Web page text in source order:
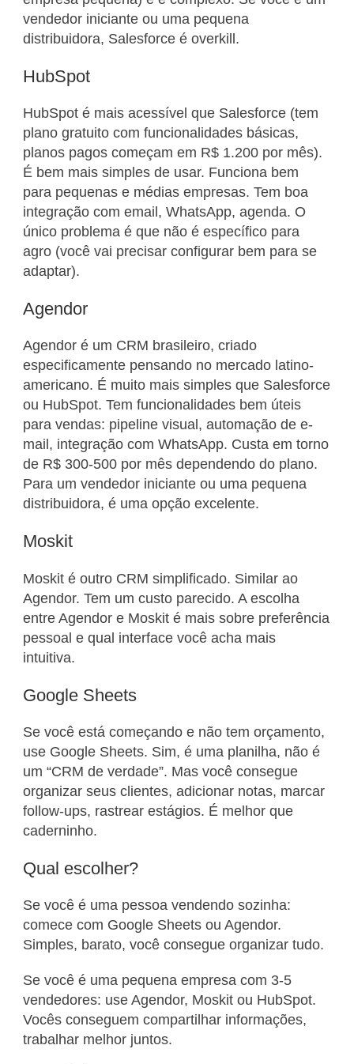
vendedor iniciante ou uma pequena
distribuidora, Salesforce é overkill.
HubSpot
HubSpot é mais acessível que Salesforce (tem
plano gratuito com funcionalidades básicas,
planos pagos começam em R$ 1.200 por mês).
É bem mais simples de usar. Funciona bem
para pequenas e médias empresas. Tem boa
integração com email, WhatsApp, agenda. O
único problema é que não é específico para
agro (você vai precisar configurar bem para se
adaptar).
Agendor
Agendor é um CRM brasileiro, criado
especificamente pensando no mercado latino-
americano. É muito mais simples que Salesforce
ou HubSpot. Tem funcionalidades bem úteis
para vendas: pipeline visual, automação de e-
mail, integração com WhatsApp. Custa em torno
de R$ 300-500 por mês dependendo do plano.
Para um vendedor iniciante ou uma pequena
distribuidora, é uma opção excelente.
Moskit
Moskit é outro CRM simplificado. Similar ao
Agendor. Tem um custo parecido. A escolha
entre Agendor e Moskit é mais sobre preferência
pessoal e qual interface você acha mais
intuitiva.
Google Sheets
Se você está começando e não tem orçamento,
use Google Sheets. Sim, é uma planilha, não é
um “CRM de verdade”. Mas você consegue
organizar seus clientes, adicionar notas, marcar
follow-ups, rastrear estágios. É melhor que
caderninho.
Qual escolher?
Se você é uma pessoa vendendo sozinha:
comece com Google Sheets ou Agendor.
Simples, barato, você consegue organizar tudo.
Se você é uma pequena empresa com 3-5
vendedores: use Agendor, Moskit ou HubSpot.
Vocês conseguem compartilhar informações,
trabalhar melhor juntos.